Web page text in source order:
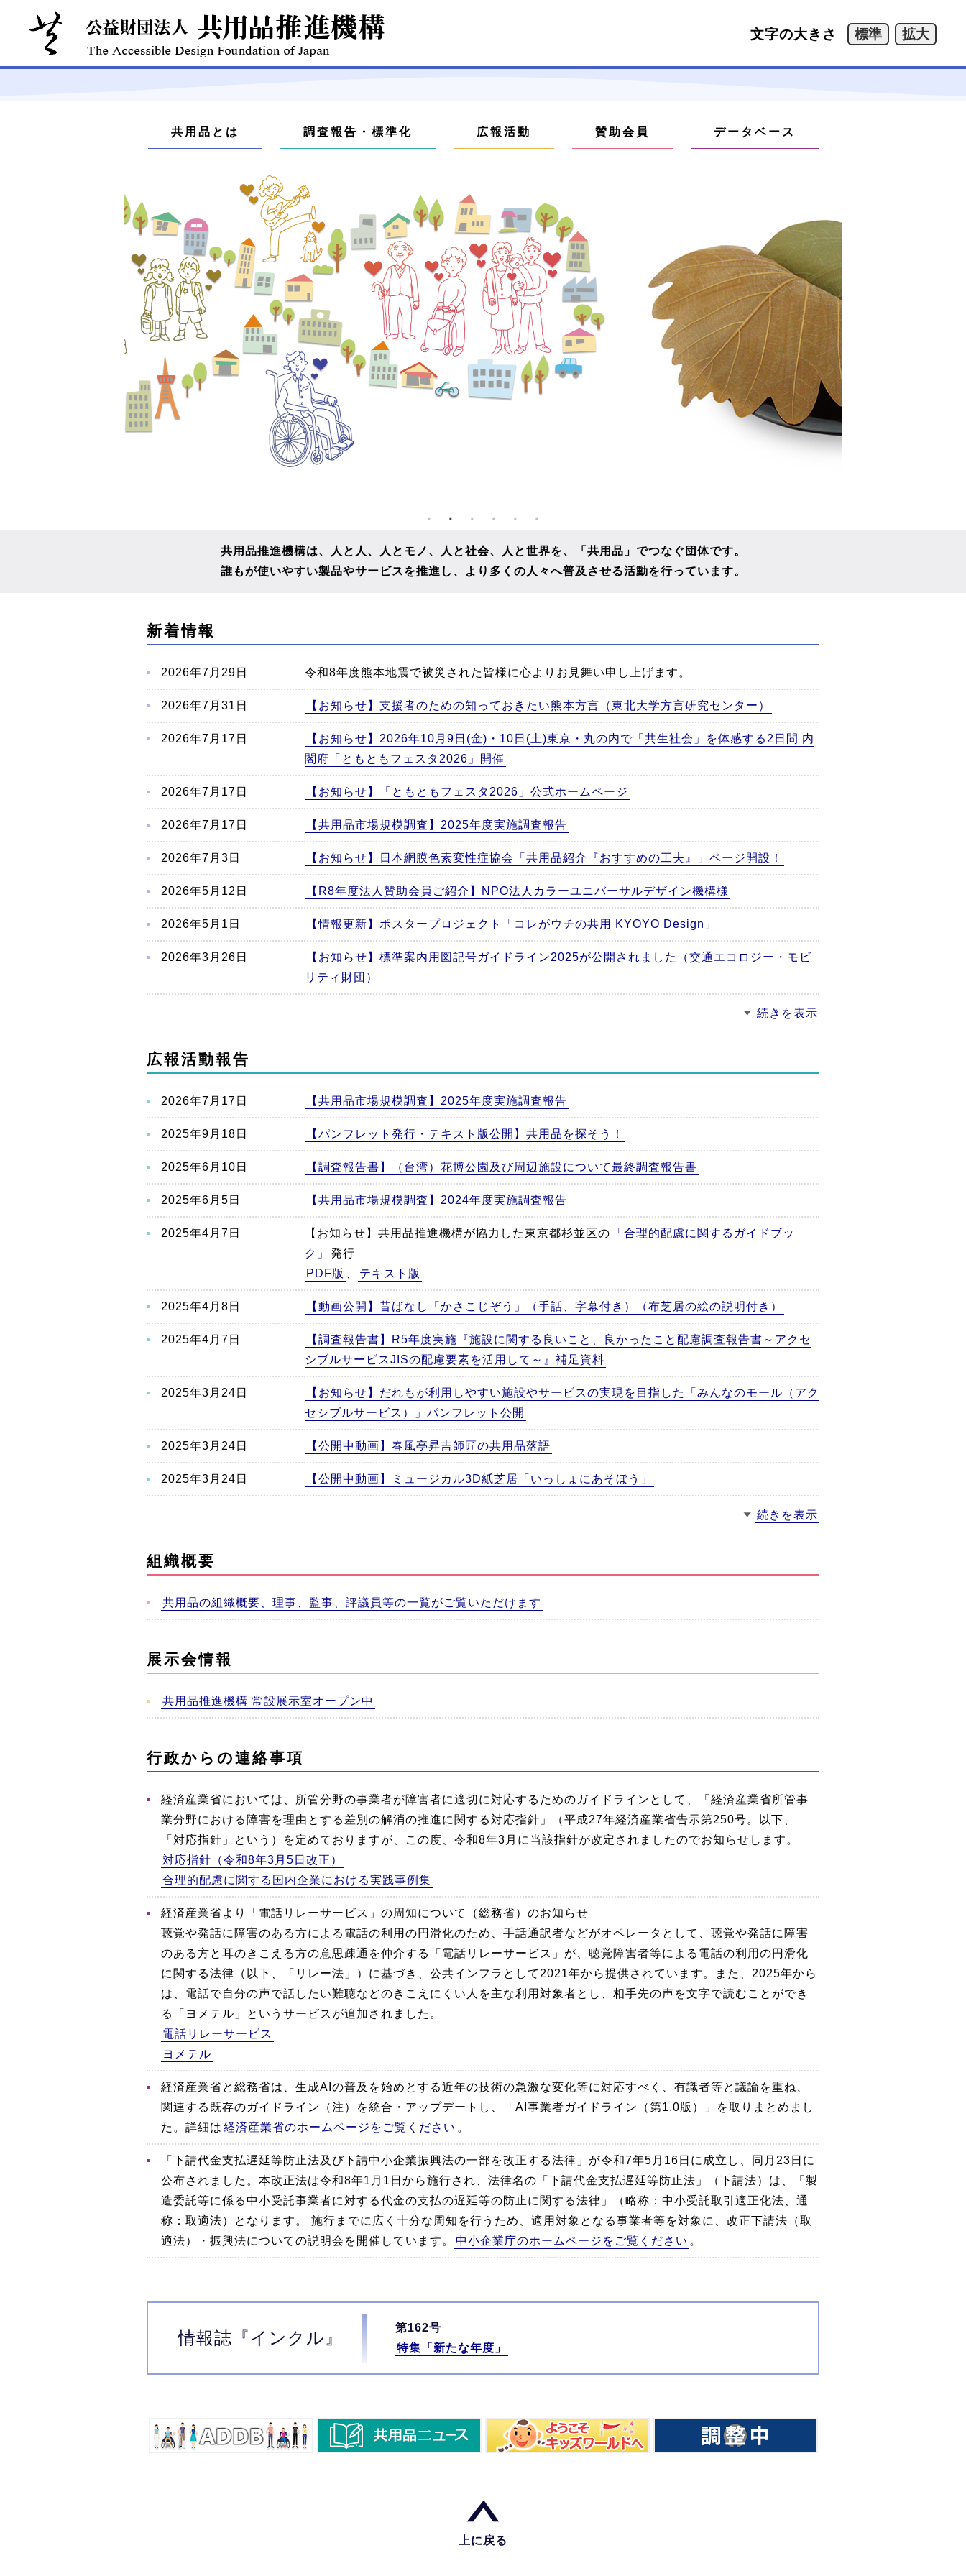
共用品とは 調査報告・標準化 広報活動 賛助会員 データベース
共用品推進機構は、人と人、人とモノ、人と社会、人と世界を、
「共用品」でつなぐ団体です。
誰もが使いやすい製品やサービスを推進し、
より多くの人々へ普及させる活動を行っています。
新着情報
2026年7月29日 令和8年度熊本地震で被災された皆様に心よりお見舞い申し上げます。
2026年7月31日 【お知らせ】支援者のための知っておきたい熊本方言（東北大学方言研究センター）
2026年7月17日
【お知らせ】2026年10月9日(金)・10日(土)東京・丸の内で「共生社会」を体感する2日間 内
閣府「ともともフェスタ2026」開催
2026年7月17日 【お知らせ】「ともともフェスタ2026」公式ホームページ
2026年7月17日 【共用品市場規模調査】2025年度実施調査報告
2026年7月3日 【お知らせ】日本網膜色素変性症協会「共用品紹介『おすすめの工夫』」ページ開設！
2026年5月12日 【R8年度法人賛助会員ご紹介】NPO法人カラーユニバーサルデザイン機構様
2026年5月1日 【情報更新】ポスタープロジェクト「コレがウチの共用 KYOYO Design」
2026年3月26日
【お知らせ】標準案内用図記号ガイドライン2025が公開されました（交通エコロジー・モビ
リティ財団）
続きを表示
広報活動報告
2026年7月17日 【共用品市場規模調査】2025年度実施調査報告
2025年9月18日 【パンフレット発行・テキスト版公開】共用品を探そう！
2025年6月10日 【調査報告書】（台湾）花博公園及び周辺施設について最終調査報告書
2025年6月5日 【共用品市場規模調査】2024年度実施調査報告
2025年4月7日 【お知らせ】共用品推進機構が協力した東京都杉並区の
「合理的配慮に関するガイドブッ
ク」
発行
PDF版
テキスト版
2025年4月8日 【動画公開】昔ばなし「かさこじぞう」（手話、字幕付き）（布芝居の絵の説明付き）
2025年4月7日
【調査報告書】R5年度実施『施設に関する良いこと、良かったこと配慮調査報告書～アクセ
シブルサービスJISの配慮要素を活用して～』補足資料
2025年3月24日
【お知らせ】だれもが利用しやすい施設やサービスの実現を目指した「みんなのモール（アク
セシブルサービス）」パンフレット公開
2025年3月24日 【公開中動画】春風亭昇吉師匠の共用品落語
2025年3月24日 【公開中動画】ミュージカル3D紙芝居「いっしょにあそぼう」
続きを表示
組織概要
共用品の組織概要、理事、監事、評議員等の一覧がご覧いただけます
展示会情報
共用品推進機構 常設展示室オープン中
行政からの連絡事項
経済産業省においては、所管分野の事業者が障害者に適切に対応するためのガイドラインとして、「経済産業省所管事
業分野における障害を理由とする差別の解消の推進に関する対応指針」（平成27年経済産業省告示第250号。以下、
「対応指針」という）を定めておりますが、この度、令和8年3月に当該指針が改定されましたのでお知らせします。
対応指針（令和8年3月5日改正）
合理的配慮に関する国内企業における実践事例集
経済産業省より「電話リレーサービス」の周知について（総務省）のお知らせ
聴覚や発話に障害のある方による電話の利用の円滑化のため、手話通訳者などがオペレータとして、聴覚や発話に障害
のある方と耳のきこえる方の意思疎通を仲介する「電話リレーサービス」が、聴覚障害者等による電話の利用の円滑化
に関する法律（以下、「リレー法」）に基づき、公共インフラとして2021年から提供されています。また、2025年から
は、電話で自分の声で話したい難聴などのきこえにくい人を主な利用対象者とし、相手先の声を文字で読むことができ
る「ヨメテル」というサービスが追加されました。
電話リレーサービス
ヨメテル
経済産業省と総務省は、生成AIの普及を始めとする近年の技術の急激な変化等に対応すべく、有識者等と議論を重ね、
関連する既存のガイドライン（注）を統合・アップデートし、「AI事業者ガイドライン（第1.0版）」を取りまとめまし
た。詳細は 経済産業省のホームページをご覧ください 。
「下請代金支払遅延等防止法及び下請中小企業振興法の一部を改正する法律」が令和7年5月16日に成立し、同月23日に
公布されました。本改正法は令和8年1月1日から施行され、法律名の「下請代金支払遅延等防止法」（下請法）は、「製
造委託等に係る中小受託事業者に対する代金の支払の遅延等の防止に関する法律」（略称：中小受託取引適正化法、通
称：取適法）となります。 施行までに広く十分な周知を行うため、適用対象となる事業者等を対象に、改正下請法（取
適法）・振興法についての説明会を開催しています。
中小企業庁のホームページをご覧ください 。
情報誌 『インクル』
第162号
特集「新たな年度」
上に戻る
文字の大きさ